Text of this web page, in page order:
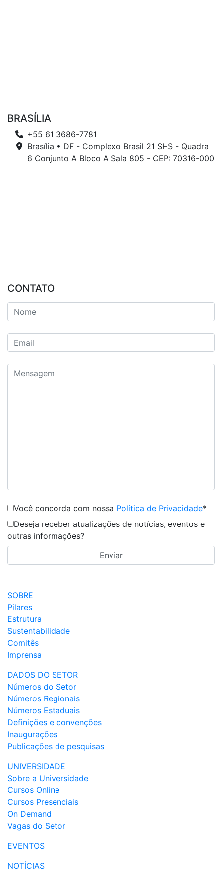
BRASÍLIA
+55 61 3686-7781
Brasília • DF - Complexo Brasil 21 SHS - Quadra
6 Conjunto A Bloco A Sala 805 - CEP: 70316-000
CONTATO
Você concorda com nossa Política de Privacidade*
Deseja receber atualizações de notícias, eventos e
outras informações?
SOBRE
Pilares
Estrutura
Sustentabilidade
Comitês
Imprensa
DADOS DO SETOR
Números do Setor
Números Regionais
Números Estaduais
Definições e convenções
Inaugurações
Publicações de pesquisas
UNIVERSIDADE
Sobre a Universidade
Cursos Online
Cursos Presenciais
On Demand
Vagas do Setor
EVENTOS
NOTÍCIAS